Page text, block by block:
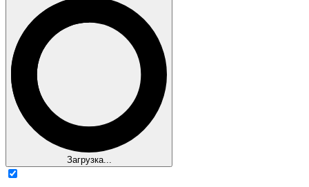
Загрузка...